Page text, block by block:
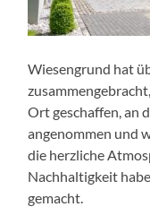
Wiesengrund hat
Ort geschaffen, an
angenommen und
die herzliche
Nachhaltigkeit
gemacht.